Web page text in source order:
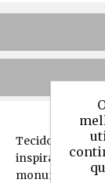
Tecido de
inspirado no
monumentos